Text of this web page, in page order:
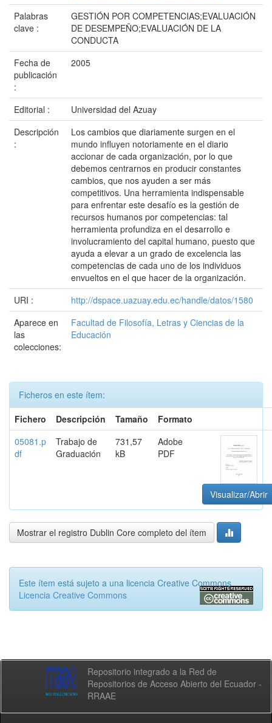
Palabras
clave :
GESTIÓN POR COMPETENCIAS;EVALUACIÓN
DE DESEMPEÑO;EVALUACIÓN DE LA
CONDUCTA
Fecha de
publicación
:
2005
Editorial :
Universidad del Azuay
Descripción
:
Los cambios que diariamente surgen en el
mundo influyen notoriamente en el diario
accionar de cada organización, por lo que
debemos centrarnos en producir constantes
cambios, que nos ayuden a ser más
competitivos. Una herramienta indispensable
para enfrentar este desafío es la gestión de
recursos humanos por competencias: tal
herramienta profundiza en el desarrollo e
involucramiento del capital humano, puesto que
ayuda a elevar a un grado de excelencia las
competencias de cada uno de los individuos
envueltos en el que hacer de la organización.
URI :
http://dspace.uazuay.edu.ec/handle/datos/1580
Aparece en
las
colecciones:
Facultad de Filosofía, Letras y Ciencias de la
Educación
Ficheros en este ítem:
Fichero
Descripción Tamaño
Formato
05081.p
df
Trabajo de
Graduación
731,57
kB
Adobe
PDF
Visualizar/Abrir
Mostrar el registro Dublin Core completo del ítem
Este ítem está sujeto a una licencia Creative Commons
Licencia Creative Commons
Repositorio integrado a la Red de
Repositorios de Acceso Abierto del Ecuador -
RRAAE